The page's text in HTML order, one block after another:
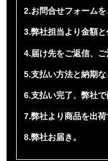
2.お問合せフォームを
3.弊社担当より金額と
4.届け先をご返信、ご
5.支払い方法と納期な
6.支払い完了、弊社で
7.弊社より商品を出荷
8.弊社お届き。